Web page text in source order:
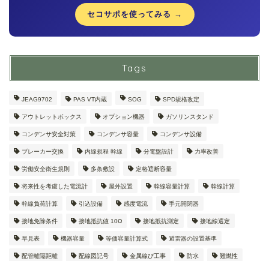
セコサポを使ってみる →
Tags
JEAG9702 PAS VT内蔵 SOG SPD規格改定
アウトレットボックス オプション機器 ガソリンスタンド
コンデンサ安全対策 コンデンサ容量 コンデンサ設備
ブレーカー交換 内線規程 幹線 分電盤設計 力率改善
労働安全衛生規則 多条敷設 定格遮断容量
将来性を考慮した電流計 屋外設置 幹線容量計算 幹線計算
幹線負荷計算 引込設備 感度電流 手元開閉器
接地免除条件 接地抵抗値 10Ω 接地抵抗測定 接地線選定
早見表 機器容量 等価容量計算式 避雷器の設置基準
配管離隔距離 配線図記号 金属線ぴ工事 防水 難燃性